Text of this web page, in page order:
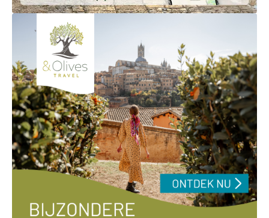
Ga naar externe link: https://app.gohere.app/share/